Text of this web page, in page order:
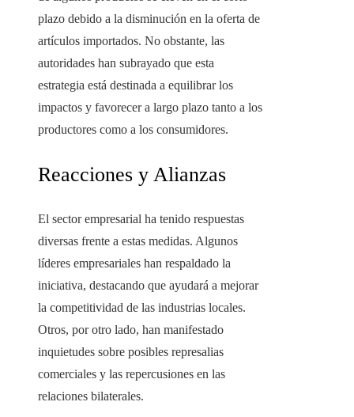
plazo debido a la disminución en la oferta de
artículos importados. No obstante, las
autoridades han subrayado que esta
estrategia está destinada a equilibrar los
impactos y favorecer a largo plazo tanto a los
productores como a los consumidores.
Reacciones y Alianzas
El sector empresarial ha tenido respuestas
diversas frente a estas medidas. Algunos
líderes empresariales han respaldado la
iniciativa, destacando que ayudará a mejorar
la competitividad de las industrias locales.
Otros, por otro lado, han manifestado
inquietudes sobre posibles represalias
comerciales y las repercusiones en las
relaciones bilaterales.